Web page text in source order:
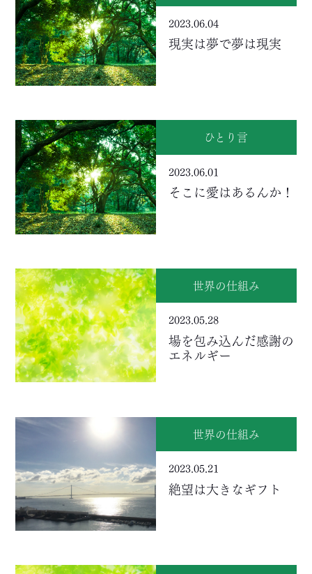
2023.06.04
現実は夢で夢は現実
ひとり言
2023.06.01
そこに愛はあるんか！
世界の仕組み
2023.05.28
場を包み込んだ感謝の
エネルギー
世界の仕組み
2023.05.21
絶望は大きなギフト